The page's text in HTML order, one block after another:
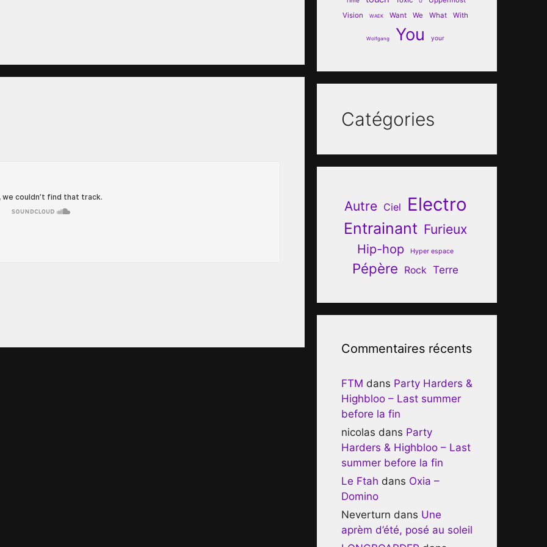
Vision
WAEK Want We What With
Wolfgang You your
Catégories
Autre Ciel Electro
Entrainant Furieux
Hip-hop Hyper espace
Pépère Rock Terre
Commentaires récents
FTM dans Party Harders &
Highbloo – Last summer
before la fin
nicolas dans Party
Harders & Highbloo – Last
summer before la fin
Le Ftah dans Oxia –
Domino
Neverturn dans Une
aprèm d’été, posé au soleil